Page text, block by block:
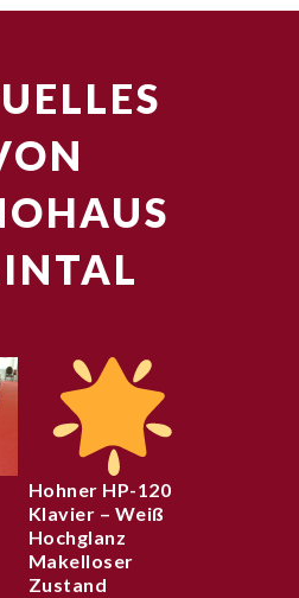
Hohner HP-120
Klavier – Weiß
Hochglanz
Makelloser
Zustand